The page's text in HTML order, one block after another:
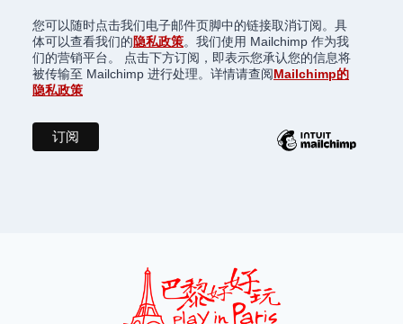
您可以随时点击我们电子邮件页脚中的链接取消订阅。具
体可以查看我们的隐私政策。我们使用 Mailchimp 作为我
们的营销平台。 点击下方订阅，即表示您承认您的信息将
被传输至 Mailchimp 进行处理。详情请查阅Mailchimp的
隐私政策